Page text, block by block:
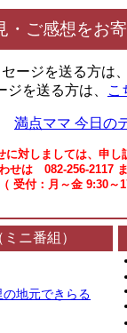
・ご感想をお
ージを送る方は
を送る方は、
こ
満点ママ 今日の
対しましては、申
せは 082-256-2117
（ 受付：月～金 9:30～
ニ番組）
地元できらる